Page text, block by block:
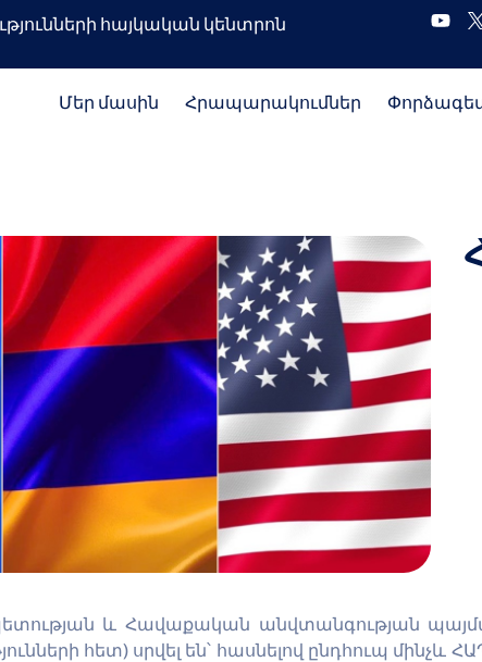
հայկական կենտրոն
Մեր մասին Հրապարակումներ
և Հավաքական անվտանգության
հետ) սրվել են՝ հասնելով ընդհուպ մինչև